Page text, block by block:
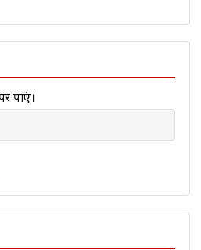
पाएं।